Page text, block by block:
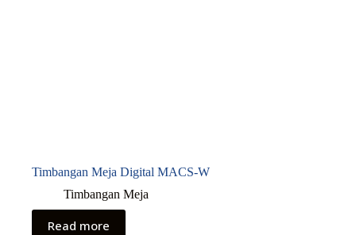
Timbangan Meja Digital MACS-W
Timbangan Meja
Read more